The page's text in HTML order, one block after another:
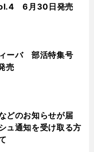
6月30日発売
ーバ 部活特集号
売
どのお知らせが届
ュ通知を受け取る方